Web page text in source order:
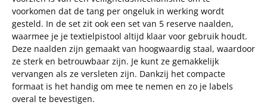
voorkomen dat de tang per ongeluk in werking wordt
gesteld. In de set zit ook een set van 5 reserve naalden,
waarmee je je textielpistool altijd klaar voor gebruik houdt.
Deze naalden zijn gemaakt van hoogwaardig staal, waardoor
ze sterk en betrouwbaar zijn. Je kunt ze gemakkelijk
vervangen als ze versleten zijn. Dankzij het compacte
formaat is het handig om mee te nemen en zo je labels
overal te bevestigen.